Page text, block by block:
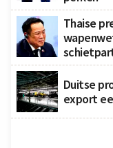
Thaise
Duitse
export